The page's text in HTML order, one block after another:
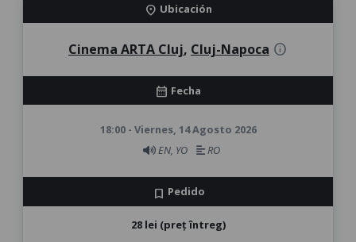
location_on Ubicación
Cinema ARTA Cluj, Cluj-Napoca info
calendar_month Fecha
18:00 - Viernes, 14 Agosto 2026
EN, YO
RO
bookmark Pedido
28 lei (preț întreg)